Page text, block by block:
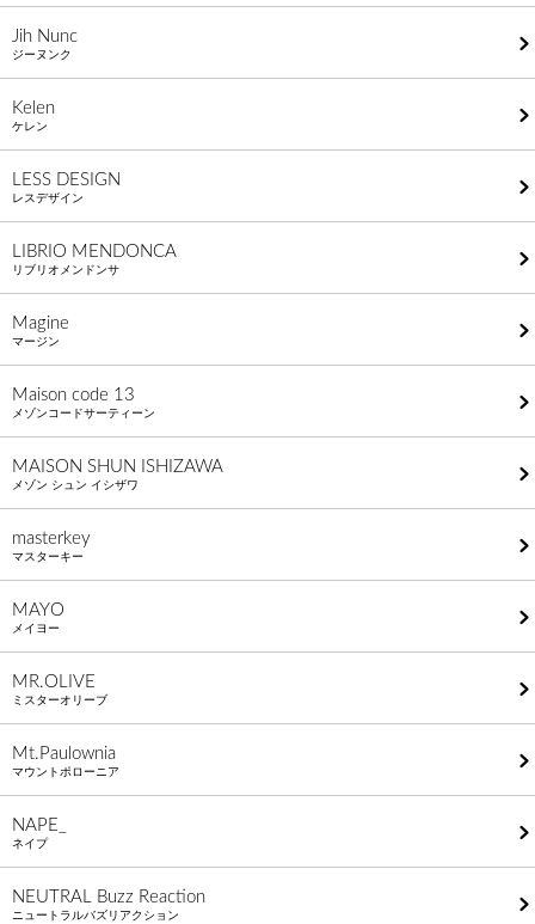
Jih Nunc
ジーヌンク
Kelen
ケレン
LESS DESIGN
レスデザイン
LIBRIO MENDONCA
リブリオメンドンサ
Magine
マージン
Maison code 13
メゾンコードサーティーン
MAISON SHUN ISHIZAWA
メゾン シュン イシザワ
masterkey
マスターキー
MAYO
メイヨー
MR.OLIVE
ミスターオリーブ
Mt.Paulownia
マウントポローニア
NAPE_
ネイプ
NEUTRAL Buzz Reaction
ニュートラルバズリアクション